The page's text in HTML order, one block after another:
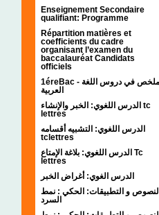
Enseignement Secondaire
qualifiant: Programme
Répartition matières et
coefficients du cadre
organisant l’examen du
baccalauréat Candidats
officiels
1éreBac - ملخص في دروس اللغة
العربية
الدرس اللغوي: الخبر والإنشاء tc
lettres
الدرس اللغوي: التشبيه أقسامه
tclettres
الدرس اللغوي: بلاغة الإمتاع Tc
lettres
الدرس الغوي: أغراض الخبر
النصوص و التطبيقات: الحكي : نمط
السرد